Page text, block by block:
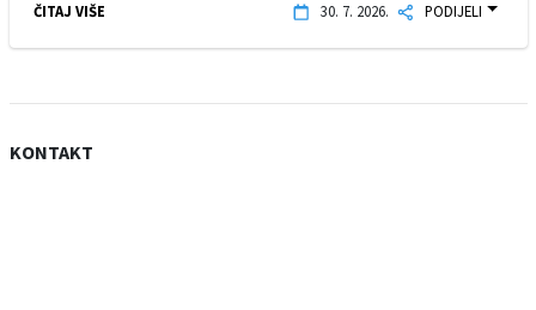
ČITAJ VIŠE 30. 7. 2026. PODIJELI
KONTAKT